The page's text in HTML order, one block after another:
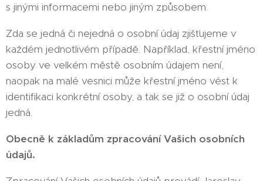
s jinými informacemi nebo jiným způsobem.
Zda se jedná či nejedná o osobní údaj zjišťujeme v
každém jednotlivém případě. Například, křestní jméno
osoby ve velkém městě osobním údajem není,
naopak na malé vesnici může křestní jméno vést k
identifikaci konkrétní osoby, a tak se již o osobní údaj
jedná.
Obecně k základům zpracování Vašich osobních
údajů.